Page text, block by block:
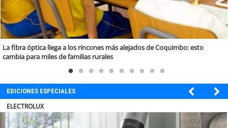
La fibra óptica llega a los rincones más alejados de Coquimbo: esto
cambia para miles de familias rurales
EDICIONES ESPECIALES
MUTUAL